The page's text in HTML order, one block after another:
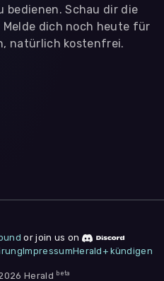
bedienen. Schau dir die
Melde dich noch heute für
natürlich kostenfrei.
"
or join us on
ImpressumHerald+ kündigen
Herald beta